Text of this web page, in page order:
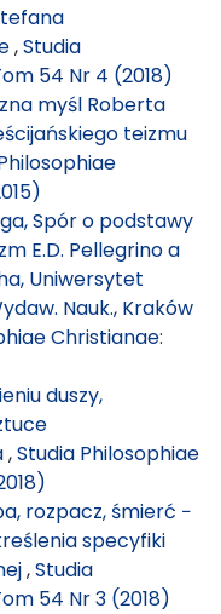
,Studia
54 Nr 4 (2018)
myśl Roberta
teizmu
Spór o podstawy
E.D. Pellegrino a
Uniwersytet
Nauk., Kraków
Christianae:
duszy,
,Studia Philosophiae
rozpacz, śmierć −
specyfiki
,Studia
54 Nr 3 (2018)